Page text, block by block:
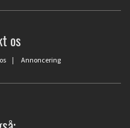
os
| Annoncering